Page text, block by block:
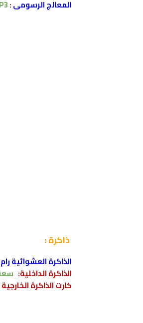
المعالج الرسومى:
ذاكرة:
الذاكرة العشوائية رام
الذاكرة الداخلية: سعة
كارت الذاكرة